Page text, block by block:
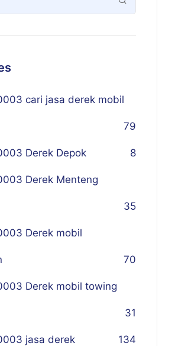
cari jasa derek mobil
79
Derek Depok 8
Derek Menteng
35
Derek mobil
70
Derek mobil towing
31
jasa derek 134